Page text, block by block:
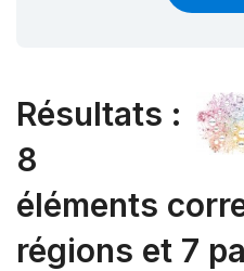
Résultats :
8
éléments
régions et 7